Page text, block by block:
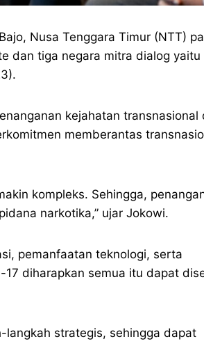
Nusa Tenggara Timur (NTT)
dan tiga negara mitra dialog yaitu
kejahatan transnasional
memberantas
kompleks. Sehingga,
narkotika,” ujar Jokowi.
pemanfaatan teknologi, serta
diharapkan semua itu dapat
langkah strategis, sehingga dapat